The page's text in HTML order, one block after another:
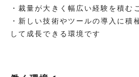
・裁量が大きく幅広い経験を積む
・新しい技術やツールの導入に積
して成長できる環境です